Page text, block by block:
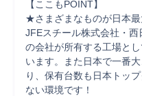
【ここもPOINT】
★さまざまなものが日本最
JFEスチール株式会社・
の会社が所有する工場と
います。また日本で一番
り、保有台数も日本トッ
ない環境です！